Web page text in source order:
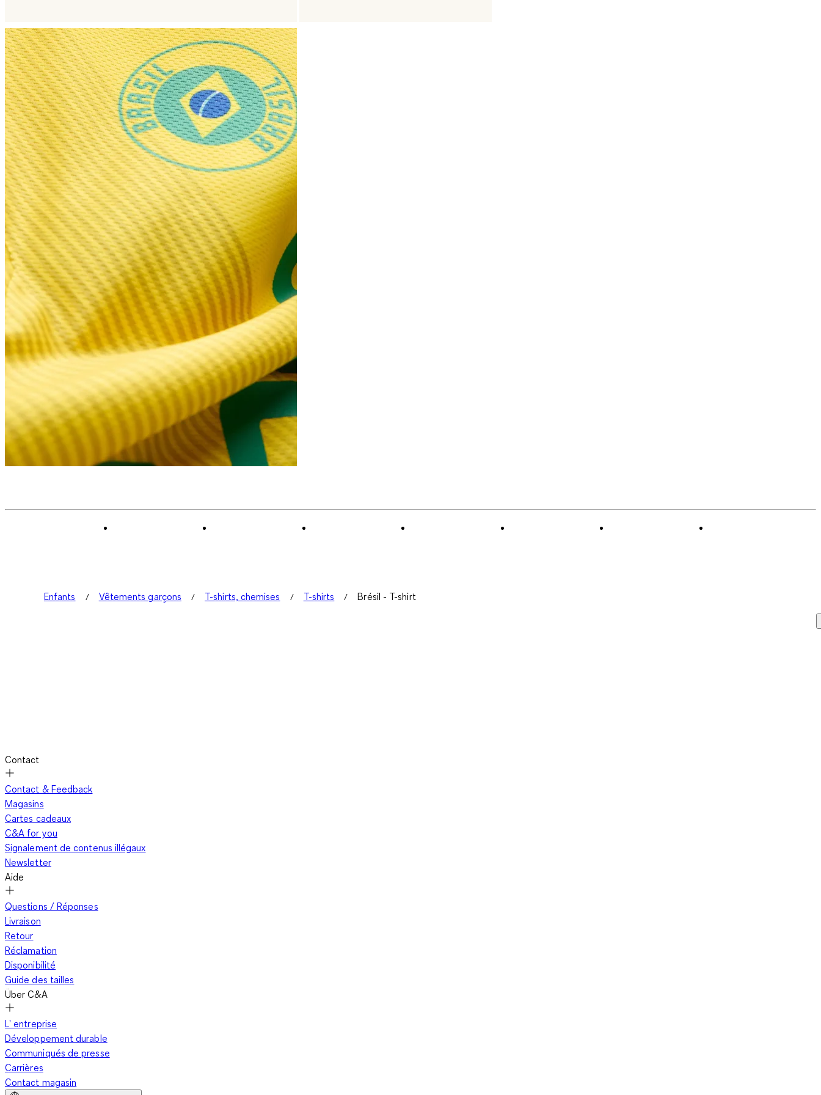
Enfants Vêtements garçons T-shirts, chemises T-shirts Brésil - T-shirt
Contact
Contact & Feedback
Magasins
Cartes cadeaux
C&A for you
Signalement de contenus illégaux
Newsletter
Aide
Questions / Réponses
Livraison
Retour
Réclamation
Disponibilité
Guide des tailles
Über C&A
L' entreprise
Développement durable
Communiqués de presse
Carrières
Contact magasin